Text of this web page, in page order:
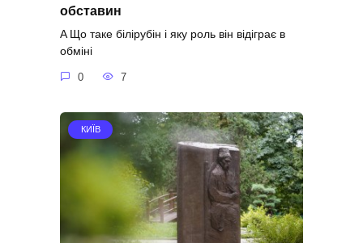
обставин
A Що таке білірубін і яку роль він відіграє в
обміні
0 7
КИЇВ